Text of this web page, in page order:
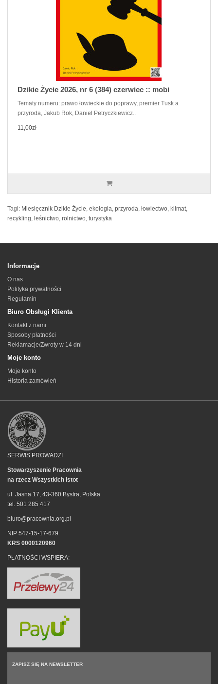
Dzikie Życie 2026, nr 6 (384) czerwiec :: mobi
Tematy numeru: prawo łowieckie do poprawy, premier Tusk a
przyroda, Jakub Rok, Daniel Petryczkiewicz..
11,00zł
Tagi: Miesięcznik Dzikie Życie, ekologia, przyroda, łowiectwo, klimat,
recykling, leśnictwo, rolnictwo, turystyka
Informacje
O nas
Polityka prywatności
Regulamin
Biuro Obsługi Klienta
Kontakt z nami
Sposoby płatności
Reklamacje/Zwroty w 14 dni
Moje konto
Moje konto
Historia zamówień
SERWIS PROWADZI
Stowarzyszenie Pracownia
na rzecz Wszystkich Istot
ul. Jasna 17, 43-360 Bystra, Polska
tel. 501 285 417
biuro@pracownia.org.pl
NIP 547-15-17-679
KRS 0000120960
PŁATNOŚCI WSPIERA:
ZAPISZ SIĘ NA NEWSLETTER